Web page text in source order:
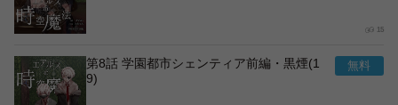
15
第8話 学園都市シェンティア前編・黒煙(1
9)